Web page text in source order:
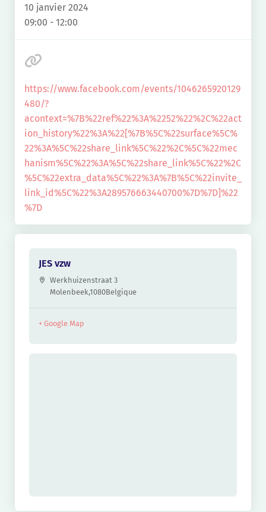
10 janvier 2024
09:00 - 12:00
https://www.facebook.com/events/1046265920129
480/?
acontext=%7B%22ref%22%3A%2252%22%2C%22act
ion_history%22%3A%22[%7B%5C%22surface%5C%
22%3A%5C%22share_link%5C%22%2C%5C%22mec
hanism%5C%22%3A%5C%22share_link%5C%22%2C
%5C%22extra_data%5C%22%3A%7B%5C%22invite_
link_id%5C%22%3A289576663440700%7D%7D]%22
%7D
JES vzw
Werkhuizenstraat 3
Molenbeek,1080Belgique
+ Google Map